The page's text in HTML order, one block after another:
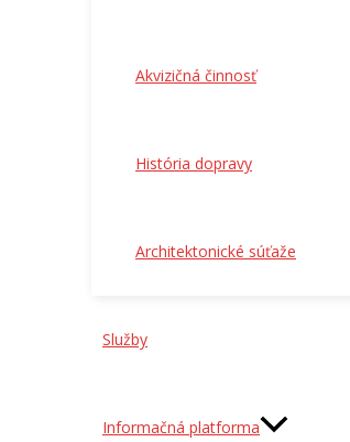
Akvizičná činnosť
História dopravy
Architektonické súťaže
Služby
Informačná platforma